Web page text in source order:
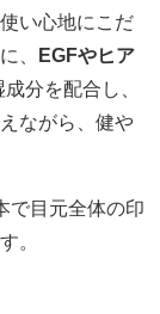
い心地にこだ
、 EGFやヒア
分を配合し、
ながら、健や
で目元全体の印
。